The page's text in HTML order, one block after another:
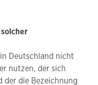
Deutschland nicht
nutzen, der sich
der die Bezeichnung